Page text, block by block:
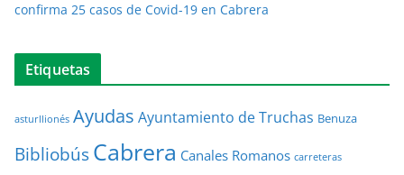
confirma 25 casos de Covid-19 en Cabrera
Etiquetas
asturllionés Ayudas Ayuntamiento de Truchas Benuza
BibliobúsCabrera Canales Romanos carreteras